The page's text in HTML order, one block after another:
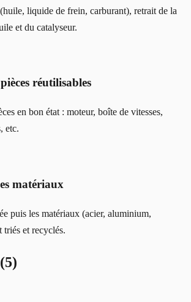
liquide de frein, carburant), retrait de la
et du catalyseur.
réutilisables
en bon état : moteur, boîte de vitesses,
etc.
matériaux
puis les matériaux (acier, aluminium,
triés et recyclés.
5)